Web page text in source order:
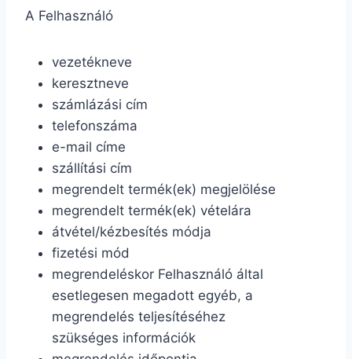
A Felhasználó
vezetékneve
keresztneve
számlázási cím
telefonszáma
e-mail címe
szállítási cím
megrendelt termék(ek) megjelölése
megrendelt termék(ek) vételára
átvétel/kézbesítés módja
fizetési mód
megrendeléskor Felhasználó által
esetlegesen megadott egyéb, a
megrendelés teljesítéséhez
szükséges információk